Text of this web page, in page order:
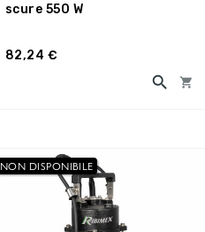
scure 550 W
82,24 €


NON DISPONIBILE